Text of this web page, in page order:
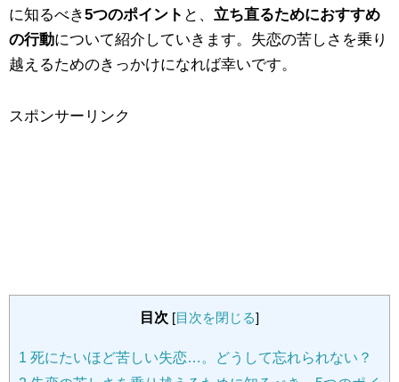
に知るべき5つのポイント と、 立ち直るためにおすすめ
の行動について紹介していきます。失恋の苦しさを乗り
越えるためのきっかけになれば幸いです。
スポンサーリンク
目次 [目次を閉じる]
1 死にたいほど苦しい失恋…。どうして忘れられない？